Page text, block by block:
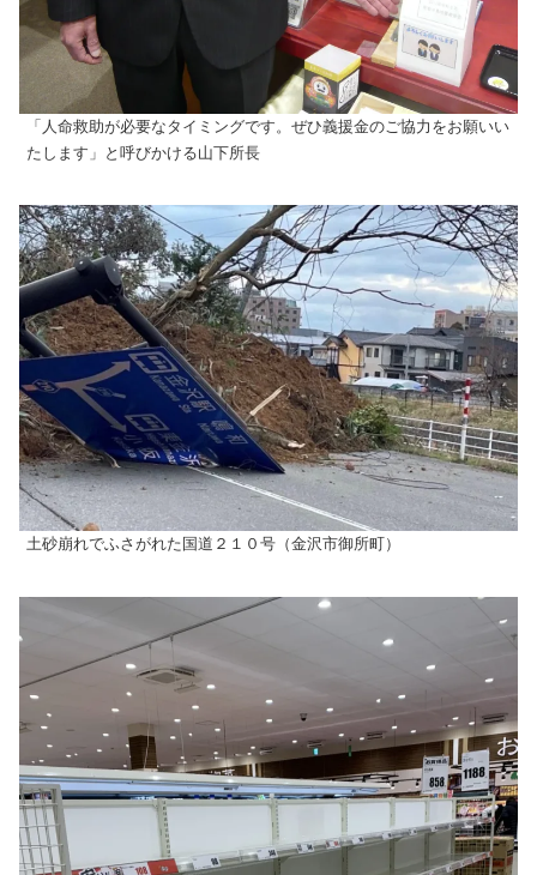
「人命救助が必要なタイミングです。ぜひ義援金のご協力をお願いい
たします」と呼びかける山下所長
土砂崩れでふさがれた国道２１０号（金沢市御所町）